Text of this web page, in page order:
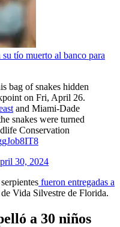
tío muerto al banco para
bag of snakes hidden
on Fri, April 26.
and Miami-Dade
snakes were turned
Conservation
30, 2024
fueron entregadas a
Vida Silvestre de Florida.
a 30 niños